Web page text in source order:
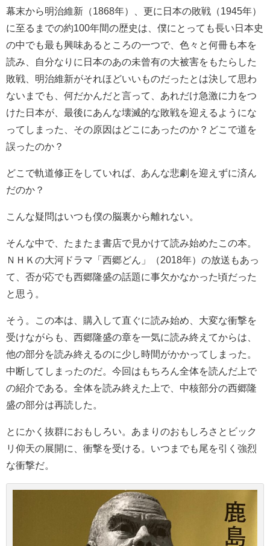
幕末から明治維新（1868年）、更に日本の敗戦（1945年）
に至るまでの約100年間の歴史は、僕にとっても長い日本史
の中でも最も興味あるところの一つで、色々と何冊も本を
読み、自分なりに日本のあの未曾有の大被害をもたらした
敗戦、明治維新がそれほどいいものだったとは決して思わ
ないまでも、何だかんだと言って、あれだけ急激に力をつ
けた日本が、最後にあんな壊滅的な敗戦を迎えるようにな
ってしまった、その原因はどこにあったのか？どこで道を
誤ったのか？
どこで軌道修正をしていれば、あんな悲劇を迎えずに済ん
だのか？
こんな疑問はいつも僕の脳裏から離れない。
そんな中で、たまたま書店で見かけて読み始めたこの本。
ＮＨＫの大河ドラマ「西郷どん」（2018年）の放送もあっ
て、否が応でも西郷隆盛の話題に事欠かなかった頃だった
と思う。
そう。この本は、購入して直ぐに読み始め、大変な衝撃を
受けながらも、西郷隆盛の章を一気に読み終えてからは、
他の部分を読み終えるのに少し時間がかかってしまった。
中断してしまったのだ。今回はもちろん全体を読んだ上で
の紹介である。全体を読み終えた上で、中核部分の西郷隆
盛の部分は再読した。
とにかく抜群におもしろい。あまりのおもしろさとビック
リ仰天の展開に、衝撃を受ける。いつまでも尾を引く強烈
な衝撃だ。